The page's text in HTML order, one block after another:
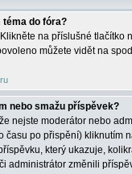
téma do fóra?
na příslušné tlačítko
můžete vidět na
nebo smažu příspěvek?
nejste moderátor nebo
času po přispění) kliknutím
který ukazuje,
administrátor změnili